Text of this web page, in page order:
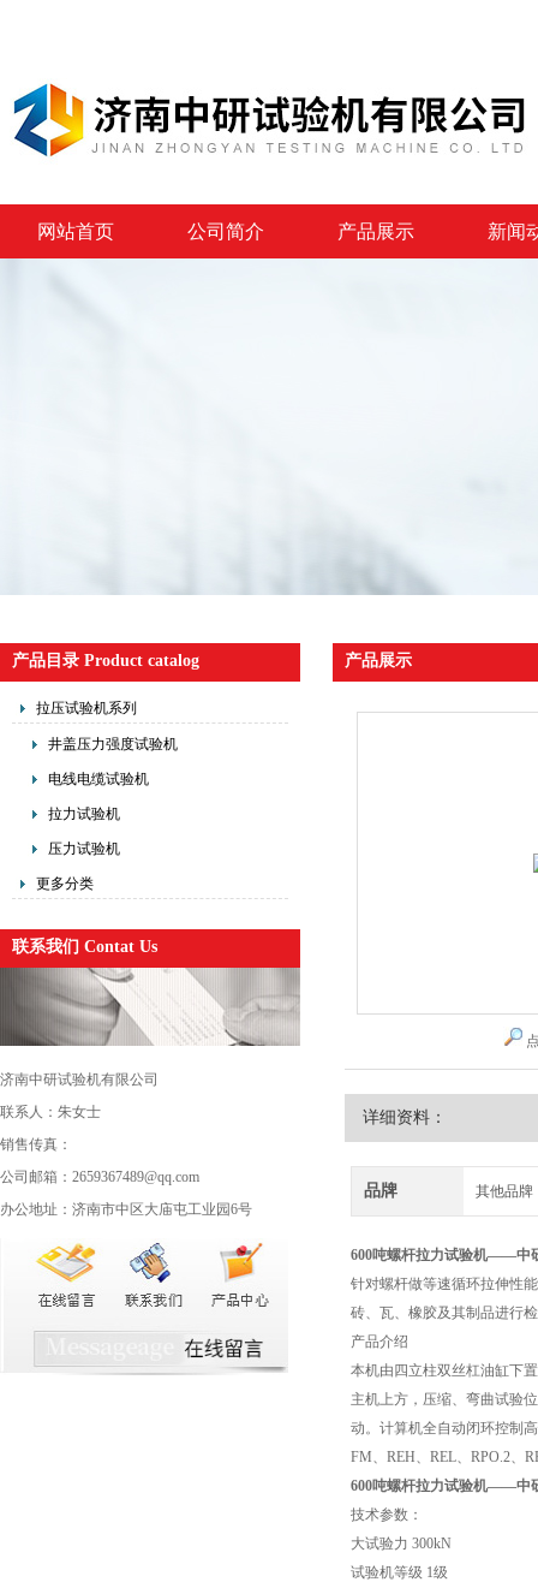
网站首页 公司简介 产品展示 新闻
产品目录 Product catalog
拉压试验机系列
井盖压力强度试验机
电线电缆试验机
拉力试验机
压力试验机
更多分类
联系我们 Contat Us
济南中研试验机有限公司
联系人：朱女士
销售传真：
公司邮箱：2659367489@qq.com
办公地址：济南市中区大庙屯工业园6号
产品展示
详细资料：
品牌 其他品牌
600吨螺杆拉力试验机——中
针对螺杆做等速循环拉伸性
砖、瓦、橡胶及其制品进行
产品介绍
本机由四立柱双丝杠油缸下
主机上方，压缩、弯曲试验
动。计算机全自动闭环控制
FM、REH、REL、RPO.2、
600吨螺杆拉力试验机——中
技术参数：
大试验力 300kN
试验机等级 1级